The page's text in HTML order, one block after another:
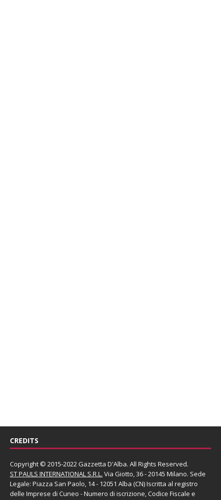
CREDITS
Copyright © 2015-2022 Gazzetta D'Alba. All Rights Reserved.
ST PAULS INTERNATIONAL S.R.L. Via Giotto, 36 - 20145 Milano. Sede
Legale: Piazza San Paolo, 14 - 12051 Alba (CN) Iscritta al registro
delle Imprese di Cuneo - Numero di iscrizione, Codice Fiscale e